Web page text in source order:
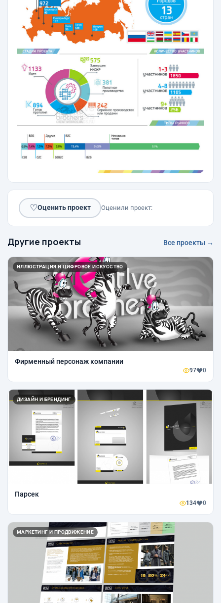
♡Оценить проект Оценили проект:
Другие проекты Все проекты →
ИЛЛЮСТРАЦИЯ И ЦИФРОВОЕ ИСКУССТВО
Фирменный персонаж компании
97 0
ДИЗАЙН И БРЕНДИНГ
Парсек
134 0
МАРКЕТИНГ И ПРОДВИЖЕНИЕ